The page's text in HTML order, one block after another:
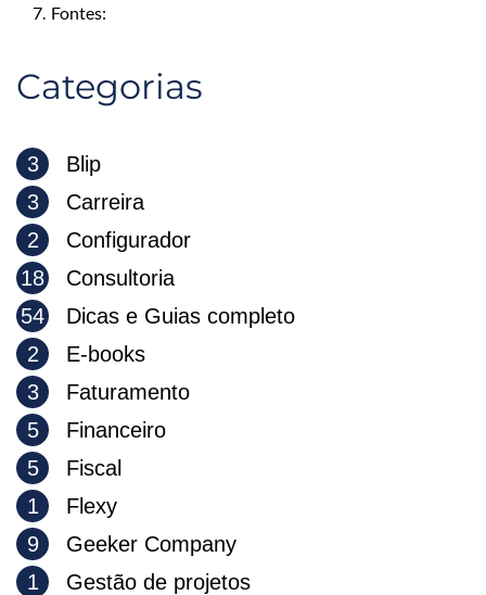
7. Fontes:
Categorias
3
Blip
3
Carreira
2
Configurador
18
Consultoria
54
Dicas e Guias completo
2
E-books
3
Faturamento
5
Financeiro
5
Fiscal
1
Flexy
9
Geeker Company
1
Gestão de projetos